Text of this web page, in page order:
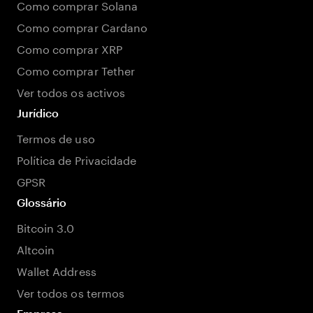
Como comprar Solana
Como comprar Cardano
Como comprar XRP
Como comprar Tether
Ver todos os activos
Jurídico
Termos de uso
Política de Privacidade
GPSR
Glossário
Bitcoin 3.0
Altcoin
Wallet Address
Ver todos os termos